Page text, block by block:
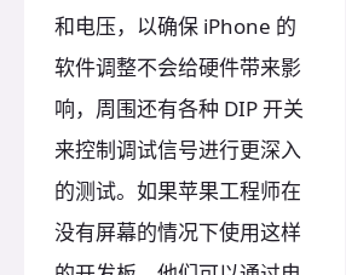
和电压，以确保 iPhone 的
软件调整不会给硬件带来影
响，周围还有各种 DIP 开关
来控制调试信号进行更深入
的测试。如果苹果工程师在
没有屏幕的情况下使用这样